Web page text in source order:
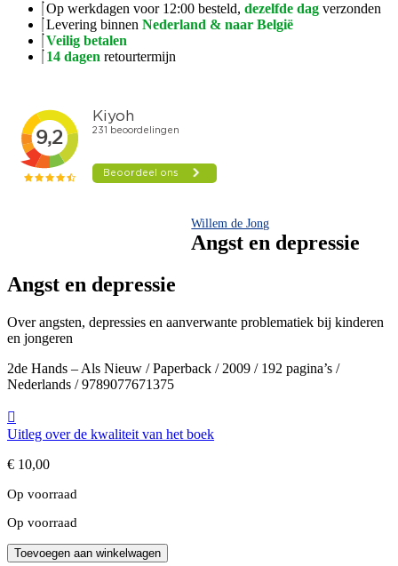
Op werkdagen voor 12:00 besteld, dezelfde dag verzonden
Levering binnen Nederland & naar België
Veilig betalen
14 dagen retourtermijn
Willem de Jong
Angst en depressie
Angst en depressie
Over angsten, depressies en aanverwante problematiek bij kinderen
en jongeren
2de Hands – Als Nieuw / Paperback / 2009 / 192 pagina’s /
Nederlands / 9789077671375
Uitleg over de kwaliteit van het boek
€ 10,00
Op voorraad
Op voorraad
Angst
Toevoegen aan winkelwagen